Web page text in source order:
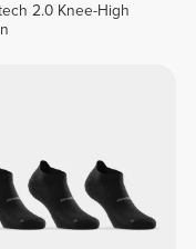
2.0 Knee-High